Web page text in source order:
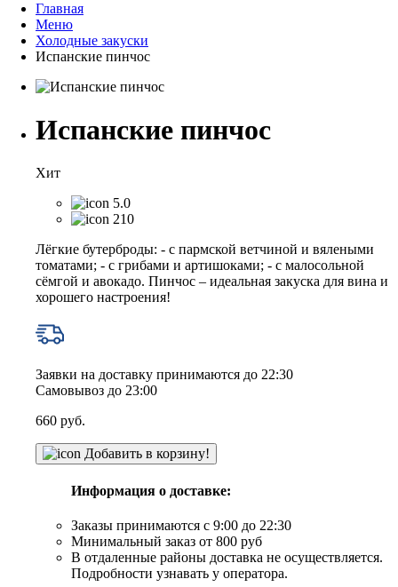
Главная
Меню
Холодные закуски
Испанские пинчос
Испанские пинчос
Хит
5.0
210
Лёгкие бутерброды: - с пармской ветчиной и вялеными
томатами; - с грибами и артишоками; - с малосольной
сёмгой и авокадо. Пинчос – идеальная закуска для вина и
хорошего настроения!
Заявки на доставку принимаются до 22:30
Самовывоз до 23:00
660 руб.
Добавить в корзину!
Информация о доставке:
Заказы принимаются с 9:00 до 22:30
Минимальный заказ от 800 руб
В отдаленные районы доставка не осуществляется.
Подробности узнавать у оператора.